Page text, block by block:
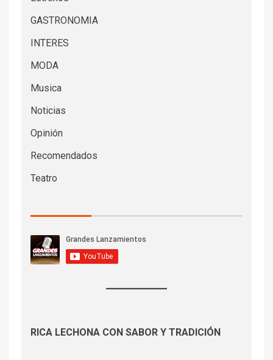
GASTRONOMIA
INTERES
MODA
Musica
Noticias
Opinión
Recomendados
Teatro
RICA LECHONA CON SABOR Y TRADICIÓN